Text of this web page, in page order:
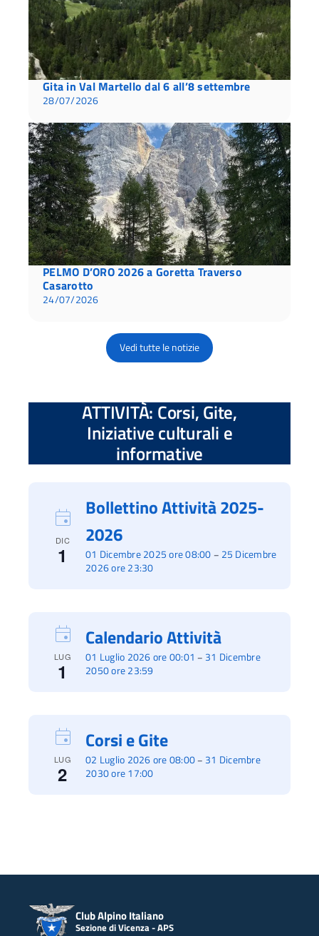
Gita in Val Martello dal 6 all’8 settembre
28/07/2026
PELMO D’ORO 2026 a Goretta Traverso
Casarotto
24/07/2026
Vedi tutte le notizie
ATTIVITÀ: Corsi, Gite,
Iniziative culturali e
informative
DIC
1 01 Dicembre 2025 ore 08:00 – 25 Dicembre
2026 ore 23:30
Bollettino Attività 2025-
2026
LUG
1
01 Luglio 2026 ore 00:01 – 31 Dicembre
2050 ore 23:59
Calendario Attività
LUG
2
02 Luglio 2026 ore 08:00– 31 Dicembre
2030 ore 17:00
Corsi e Gite
Club Alpino Italiano
Sezione di Vicenza - APS